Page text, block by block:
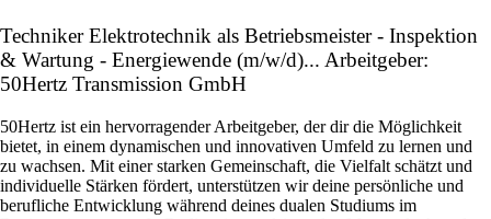
Techniker Elektrotechnik als Betriebsmeister - Inspektion
& Wartung - Energiewende (m/w/d)... Arbeitgeber:
50Hertz Transmission GmbH
50Hertz ist ein hervorragender Arbeitgeber, der dir die Möglichkeit
bietet, in einem dynamischen und innovativen Umfeld zu lernen und
zu wachsen. Mit einer starken Gemeinschaft, die Vielfalt schätzt und
individuelle Stärken fördert, unterstützen wir deine persönliche und
berufliche Entwicklung während deines dualen Studiums im